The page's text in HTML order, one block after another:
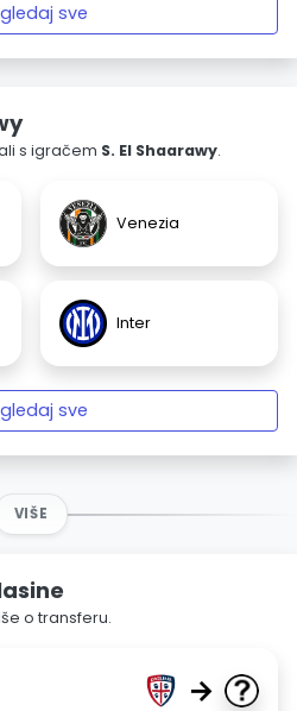
sve
s igračem S. El Shaarawy.
Venezia
Inter
sve
VIŠE
o transferu.
→